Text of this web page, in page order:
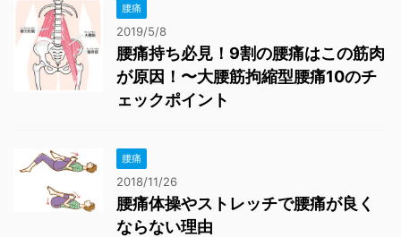
腰痛
2019/5/8
腰痛持ち必見！9割の腰痛はこの筋肉
が原因！〜大腰筋拘縮型腰痛10のチ
ェックポイント
腰痛
2018/11/26
腰痛体操やストレッチで腰痛が良く
ならない理由